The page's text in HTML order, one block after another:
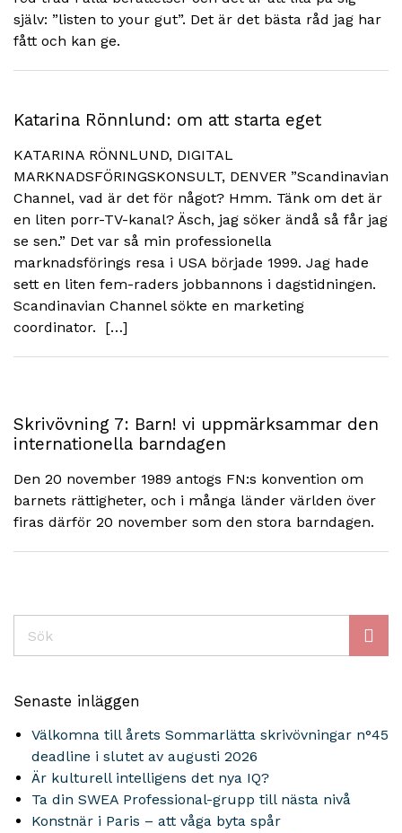
själv: ”listen to your gut”. Det är det bästa råd jag har
fått och kan ge.
Katarina Rönnlund: om att starta eget
KATARINA RÖNNLUND, DIGITAL
MARKNADSFÖRINGSKONSULT, DENVER ”Scandinavian
Channel, vad är det för något? Hmm. Tänk om det är
en liten porr-TV-kanal? Äsch, jag söker ändå så får jag
se sen.” Det var så min professionella
marknadsförings resa i USA började 1999. Jag hade
sett en liten fem-raders jobbannons i dagstidningen.
Scandinavian Channel sökte en marketing
coordinator. […]
Skrivövning 7: Barn! vi uppmärksammar den
internationella barndagen
Den 20 november 1989 antogs FN:s konvention om
barnets rättigheter, och i många länder världen över
firas därför 20 november som den stora barndagen.
Senaste inläggen
Välkomna till årets Sommarlätta skrivövningar n°45
deadline i slutet av augusti 2026
Är kulturell intelligens det nya IQ?
Ta din SWEA Professional-grupp till nästa nivå
Konstnär i Paris – att våga byta spår